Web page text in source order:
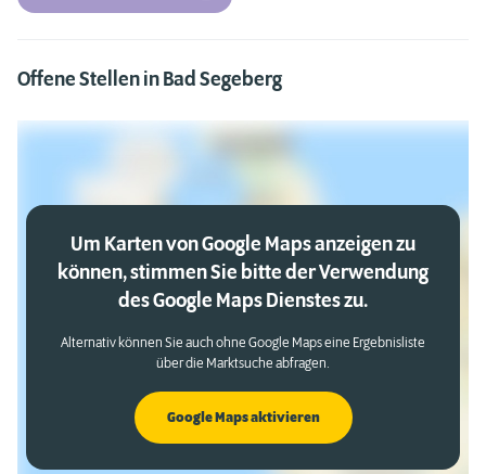
Offene Stellen in Bad Segeberg
Um Karten von Google Maps anzeigen zu
können, stimmen Sie bitte der Verwendung
des Google Maps Dienstes zu.
Alternativ können Sie auch ohne Google Maps eine Ergebnisliste
über die Marktsuche abfragen.
Google Maps aktivieren